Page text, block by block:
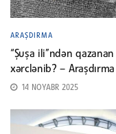
ARAŞDIRMA
“Şuşa ili”ndən
xərclənib? – Araşdırma
14 NOYABR 2025